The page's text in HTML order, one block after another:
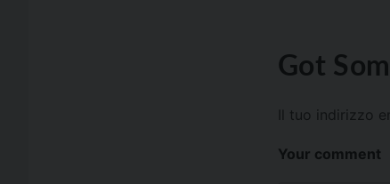
Got
Il tuo indirizzo
Your comment